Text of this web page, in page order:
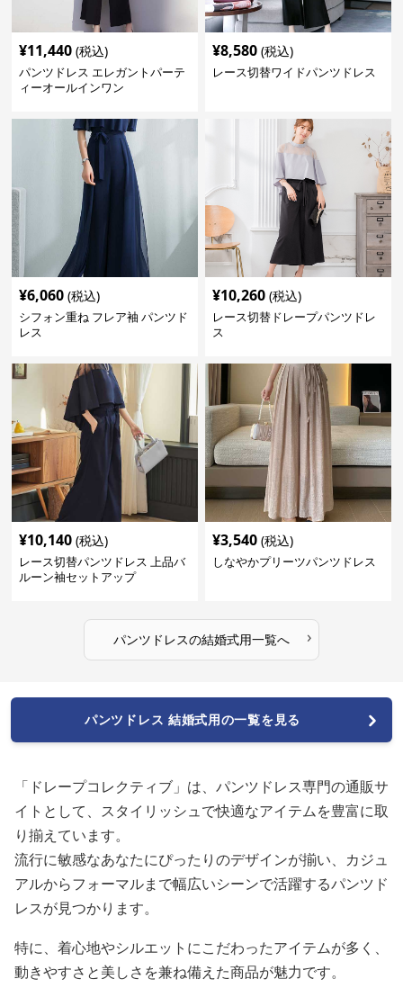
¥11,440 (税込)
パンツドレス エレガントパーテ
ィーオールインワン
¥8,580 (税込)
レース切替ワイドパンツドレス
¥6,060 (税込)
シフォン重ね フレア袖 パンツド
レス
¥10,260 (税込)
レース切替ドレープパンツドレ
ス
¥10,140 (税込)
レース切替パンツドレス 上品バ
ルーン袖セットアップ
¥3,540 (税込)
しなやかプリーツパンツドレス
パンツドレスの結婚式用一覧へ ›
パンツドレス 結婚式用の一覧を見る
「ドレープコレクティブ」は、パンツドレス専門の通販サ
イトとして、スタイリッシュで快適なアイテムを豊富に取
り揃えています。
流行に敏感なあなたにぴったりのデザインが揃い、カジュ
アルからフォーマルまで幅広いシーンで活躍するパンツド
レスが見つかります。
特に、着心地やシルエットにこだわったアイテムが多く、
動きやすさと美しさを兼ね備えた商品が魅力です。